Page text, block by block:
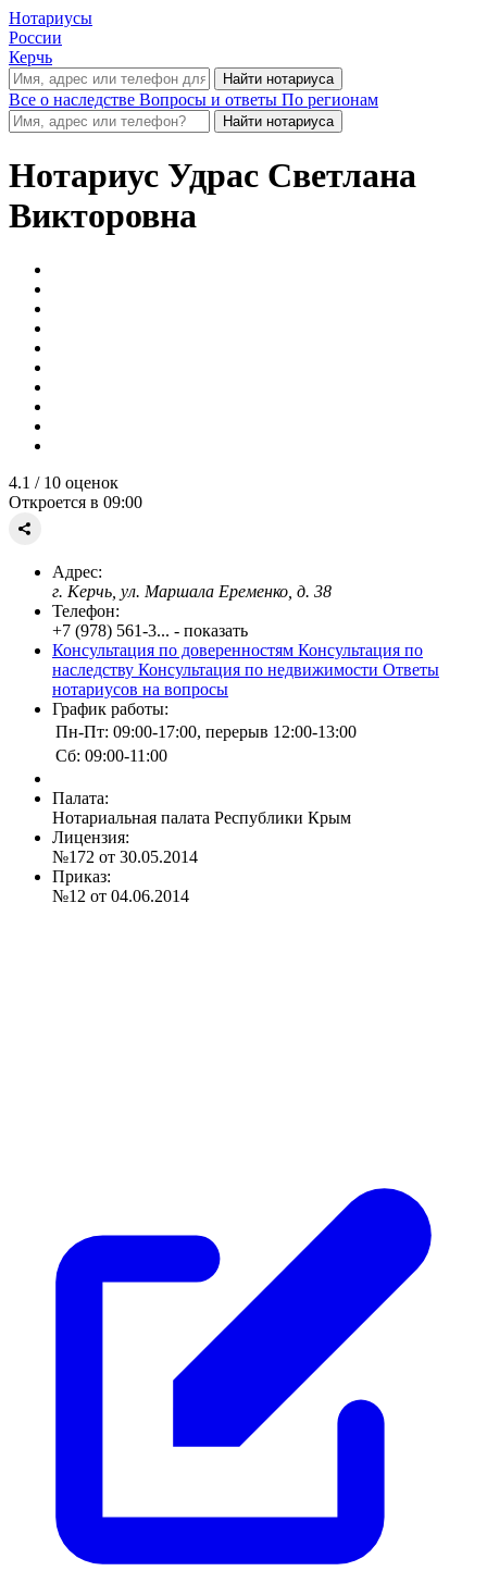
Нотариусы
России
Керчь
Все о наследстве Вопросы и ответы По регионам
Нотариус Удрас Светлана
Викторовна
4.1 / 10 оценок
Откроется в 09:00
Адрес:
г. Керчь, ул. Маршала Еременко, д. 38
Телефон:
+7 (978) 561-3... - показать
Консультация по доверенностям Консультация по
наследству Консультация по недвижимости Ответы
нотариусов на вопросы
График работы:
Пн-Пт: 09:00-17:00, перерыв 12:00-13:00
Сб: 09:00-11:00
Палата:
Нотариальная палата Республики Крым
Лицензия:
№172 от 30.05.2014
Приказ:
№12 от 04.06.2014